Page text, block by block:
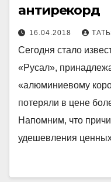
антирекорд
16.04.2018
Сегодня стало
«Русал»,
«алюминиевому
потеряли в цене
Напомним, что
удешевления